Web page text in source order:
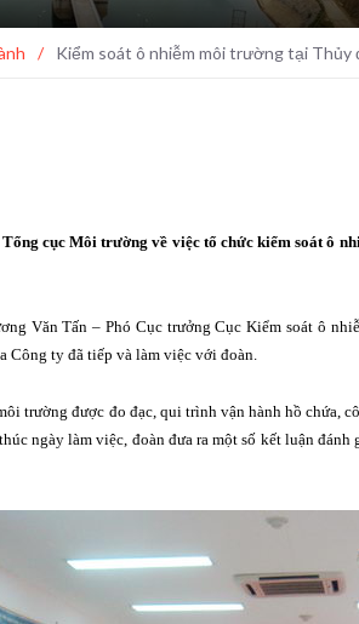
/ Kiểm soát ô nhiễm môi trường tại Thủy
cục Môi trường về việc tổ chức kiểm soát ô
Văn Tấn – Phó Cục trưởng Cục Kiểm soát ô
Công ty đã tiếp và làm việc với đoàn.
trường được đo đạc, qui trình vận hành hồ
ngày làm việc, đoàn đưa ra một số kết luận